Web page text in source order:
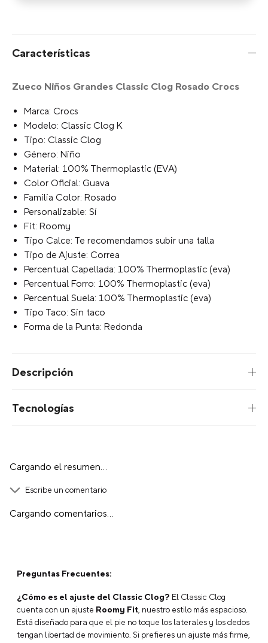
Características
Zueco Niños Grandes Classic Clog Rosado Crocs
Marca: Crocs
Modelo: Classic Clog K
Tipo: Classic Clog
Género: Niño
Material: 100% Thermoplastic (EVA)
Color Oficial: Guava
Familia Color: Rosado
Personalizable: Sí
Fit: Roomy
Tipo Calce: Te recomendamos subir una talla
Tipo de Ajuste: Correa
Percentual Capellada: 100% Thermoplastic (eva)
Percentual Forro: 100% Thermoplastic (eva)
Percentual Suela: 100% Thermoplastic (eva)
Tipo Taco: Sin taco
Forma de la Punta: Redonda
Descripción
Tecnologías
Cargando el resumen…
Escribe un comentario
Califica el producto de 1 a 5 estrellas
Cargando comentarios…
Preguntas Frecuentes:
¿Cómo es el ajuste del Classic Clog? El Classic Clog
cuenta con un ajuste Roomy Fit, nuestro estilo más espacioso.
Está diseñado para que el pie no toque los laterales y los dedos
tengan libertad de movimiento. Si prefieres un ajuste más firme,